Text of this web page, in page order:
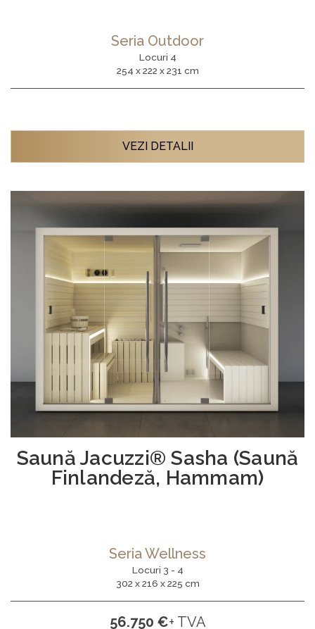
Seria Outdoor
Locuri 4
254 x 222 x 231 cm
VEZI DETALII
Saună Jacuzzi® Sasha (Saună
Finlandeză, Hammam)
Seria Wellness
Locuri 3 - 4
302 x 216 x 225 cm
56.750 €+ TVA